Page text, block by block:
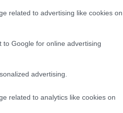
related to advertising like cookies on
Google for online advertising
advertising.
related to analytics like cookies on
vett részt a fesztiválon. Zenélt
án a Balaton legnagyobb
Analog Balaton, azElefánt, a
ésSisiis fellép a fesztiválon.
December 24-ig a
elérhető.